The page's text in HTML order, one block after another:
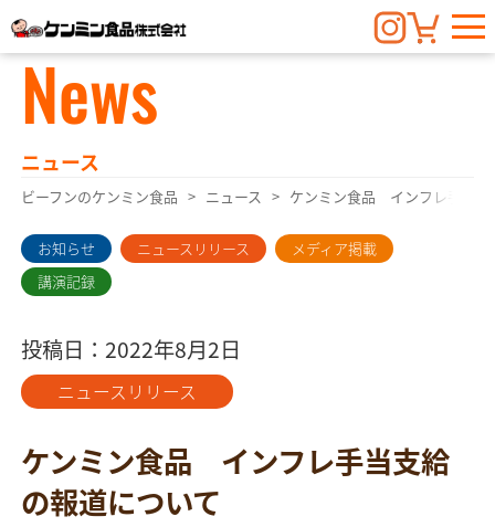
News
ニュース
ビーフンのケンミン食品 ニュース ケンミン食品 インフレ手当支
お知らせ ニュースリリース
メディア掲載
講演記録
投稿日：2022年8月2日
ニュースリリース
ケンミン食品 インフレ手当支給
の報道について